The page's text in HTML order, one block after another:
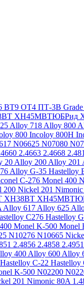
ВТ9 ОТ4 ПТ-3В
ХН45МВТЮБРид
Alloy 718 Alloy 800
800 Incoloy 800H
N06625 N07080
2.4663 2.4668
20 Alloy 200 Alloy 201
Alloy G-35 Hastelloy
C-276 Monel 400
200 Nickel 201
ХН38ВТ
Alloy 617 Alloy 625
C276 Hastelloy
Monel K-500 Monel
N10276 N10665
2.4856 2.4858 2.4951
400 Alloy 600 Alloy
Hastelloy C-22 Hastelloy
K-500 N02200
201 Nimonic 80A